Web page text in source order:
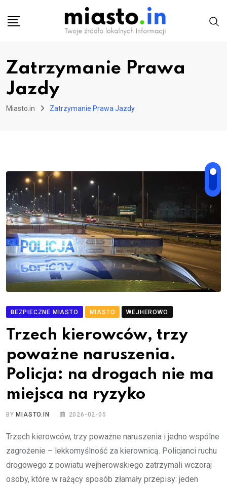
Zatrzymanie Prawa
Jazdy
Miasto.in Zatrzymanie Prawa Jazdy
BEZPIECZNE MIASTO MIASTO WEJHEROWO
Trzech kierowców, trzy
poważne naruszenia.
Policja: na drogach nie ma
miejsca na ryzyko
BY MIASTO.IN 2026-02-05
Trzech kierowców, trzy poważne naruszenia i jedno wspólne
zagrożenie – lekkomyślność za kierownicą. Policjanci ruchu
drogowego z powiatu wejherowskiego zatrzymali wczoraj
osoby, które w rażący sposób złamały przepisy: jeden